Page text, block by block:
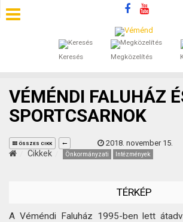
Keresés Megközelítés
SZÁLLÁSOK
ÁLTALÁNOS SZERZŐDÉSI
KINCSES BARANYA VÉMÉND
VÉMÉNDI FALUHÁZ
SPORTCSARNOK
ÖSSZES CIKK 2018. november 15.
Cikkek Önkormányzati Intézmények
TÉRKÉP
A Véméndi Faluház 1995-ben lett